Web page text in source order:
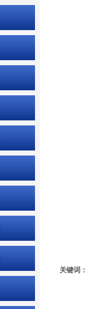
关键词：